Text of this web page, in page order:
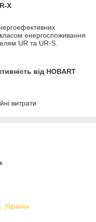
X
енергоспоживання
UR та UR-S.
від HOBART
витрати
Україна